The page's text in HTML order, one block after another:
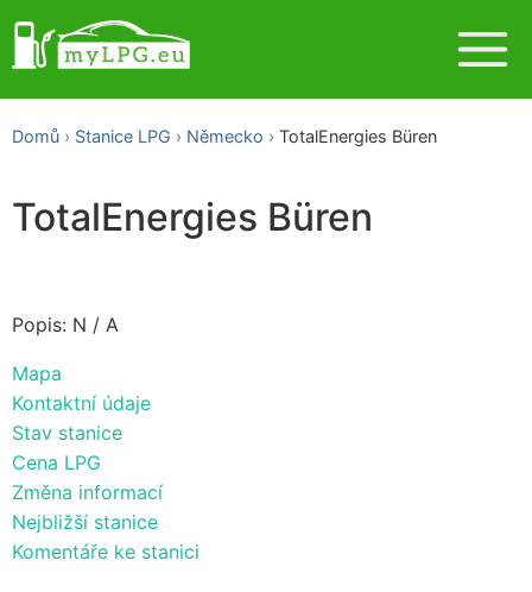
Domů Stanice LPG Německo TotalEnergies Büren
TotalEnergies Büren
Popis: N / A
Mapa
Kontaktní údaje
Stav stanice
Cena LPG
Změna informací
Nejbližší stanice
Komentáře ke stanici